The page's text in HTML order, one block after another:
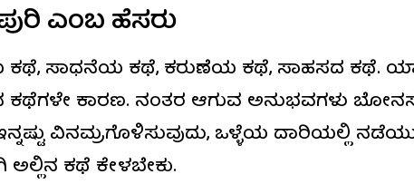
ಎಂಬ ಹೆಸರು
ಕಥೆ, ಸಾಧನೆಯ ಕಥೆ, ಕರುಣೆಯ ಕಥೆ, ಸಾಹಸದ ಕಥೆ.
ಕಥೆಗಳೇ ಕಾರಣ. ನಂತರ ಆಗುವ ಅನುಭವಗಳು
ವಿನಮ್ರಗೊಳಿಸುವುದು, ಒಳ್ಳೆಯ ದಾರಿಯಲ್ಲಿ
ಕಥೆ ಕೇಳಬೇಕು.